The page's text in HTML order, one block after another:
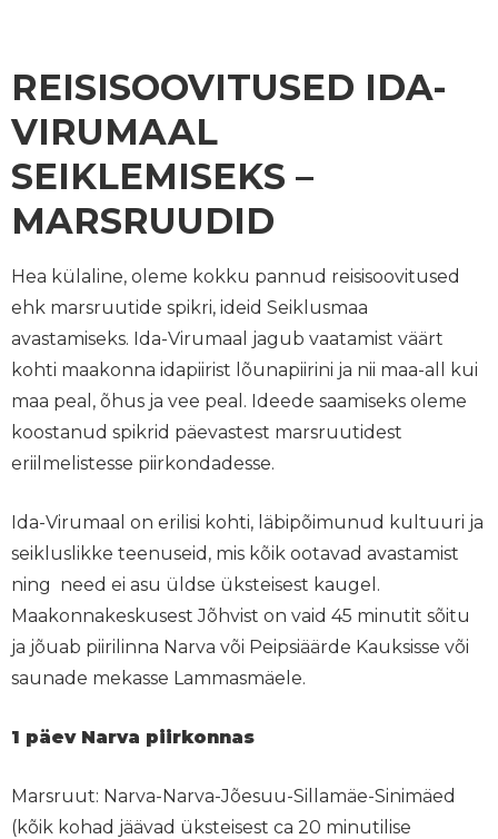
REISISOOVITUSED IDA-
VIRUMAAL
SEIKLEMISEKS –
MARSRUUDID
Hea külaline, oleme kokku pannud reisisoovitused
ehk marsruutide spikri, ideid Seiklusmaa
avastamiseks. Ida-Virumaal jagub vaatamist väärt
kohti maakonna idapiirist lõunapiirini ja nii maa-all kui
maa peal, õhus ja vee peal. Ideede saamiseks oleme
koostanud spikrid päevastest marsruutidest
eriilmelistesse piirkondadesse.
Ida-Virumaal on erilisi kohti, läbipõimunud kultuuri ja
seikluslikke teenuseid, mis kõik ootavad avastamist
ning need ei asu üldse üksteisest kaugel.
Maakonnakeskusest Jõhvist on vaid 45 minutit sõitu
ja jõuab piirilinna Narva või Peipsiäärde Kauksisse või
saunade mekasse Lammasmäele.
1 päev Narva piirkonnas
Marsruut: Narva-Narva-Jõesuu-Sillamäe-Sinimäed
(kõik kohad jäävad üksteisest ca 20 minutilise